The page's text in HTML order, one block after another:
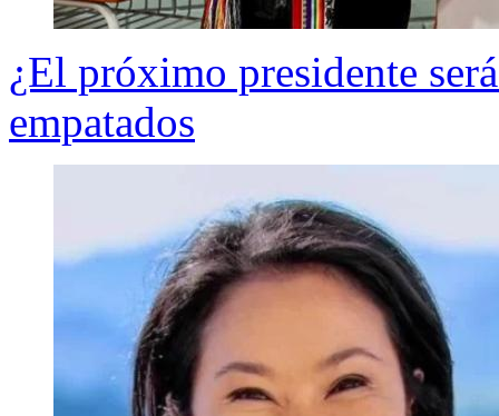
¿El próximo presidente
empatados